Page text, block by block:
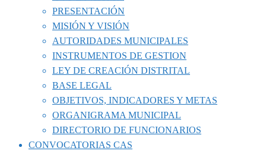
PRESENTACIÓN
MISIÓN Y VISIÓN
AUTORIDADES MUNICIPALES
INSTRUMENTOS DE GESTION
LEY DE CREACIÓN DISTRITAL
BASE LEGAL
OBJETIVOS, INDICADORES Y METAS
ORGANIGRAMA MUNICIPAL
DIRECTORIO DE FUNCIONARIOS
CONVOCATORIAS CAS